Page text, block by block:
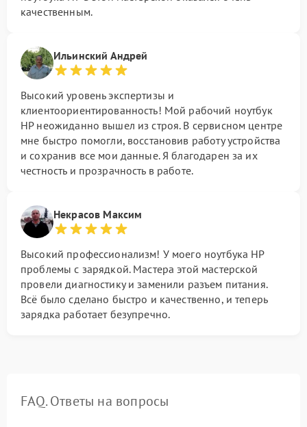
качественным.
Ильинский Андрей
Высокий уровень экспертизы и
клиентоориентированность! Мой рабочий ноутбук
HP неожиданно вышел из строя. В сервисном центре
мне быстро помогли, восстановив работу устройства
и сохранив все мои данные. Я благодарен за их
честность и прозрачность в работе.
Некрасов Максим
Высокий профессионализм! У моего ноутбука HP
проблемы с зарядкой. Мастера этой мастерской
провели диагностику и заменили разъем питания.
Всё было сделано быстро и качественно, и теперь
зарядка работает безупречно.
FAQ. Ответы на вопросы